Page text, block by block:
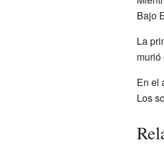
Bajo
La
En el
Los